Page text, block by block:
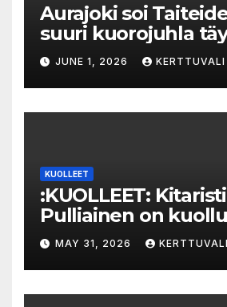
Aurajoki soi
suuri kuorojuhla
jokirannan musiikilla
JUNE 1, 2026 KERTTUVALI
KUOLLEET
:KUOLLEET:
Pulliainen on
MAY 31, 2026 KERTTUVALI